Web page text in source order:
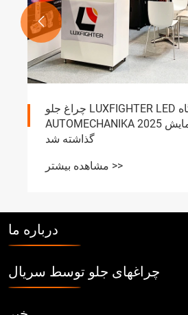
چراغ جلو LUXFIGHTER LED در نمایشگاه
AUTOMECHANIKA 2025 انگلستان به نمایش
گذاشته شد
مشاهده بیشتر >>

درباره ما
چراغهای جلو توسط سریال